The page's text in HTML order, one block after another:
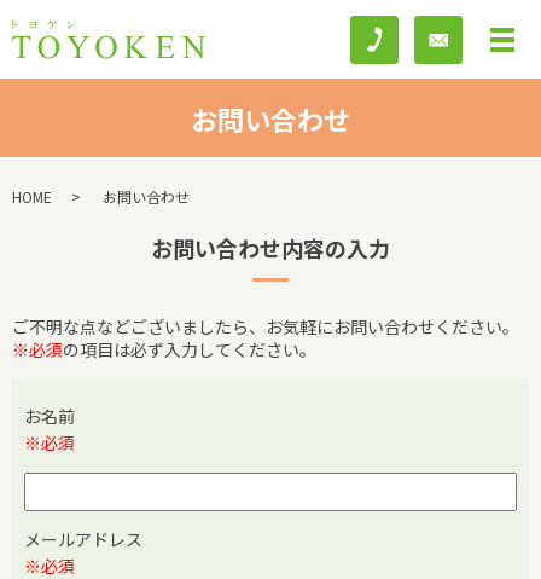
お問い合わせ
HOME お問い合わせ
お問い合わせ内容の入力
ご不明な点などございましたら、お気軽にお問い合わせください。
※必須の項目は必ず入力してください。
お名前
※必須
メールアドレス
※必須